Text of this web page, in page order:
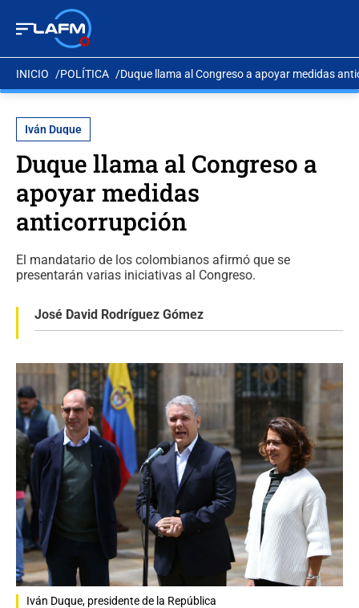
INICIO POLÍTICA Duque llama al Congreso a apoyar medidas
Iván Duque
Duque llama al Congreso a
apoyar medidas
anticorrupción
El mandatario de los colombianos afirmó que se
presentarán varias iniciativas al Congreso.
José David Rodríguez Gómez
Iván Duque, presidente de la República